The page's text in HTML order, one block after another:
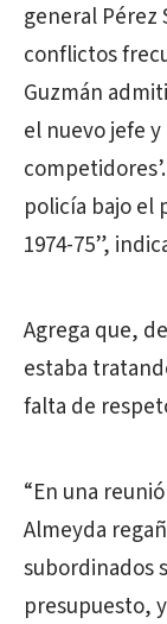
general Pérez
conflictos
Guzmán
el nuevo jefe
policía bajo el
1974-75”,
Agrega que,
estaba
falta de
“En una
Almeyda
subordinados
presupuesto,